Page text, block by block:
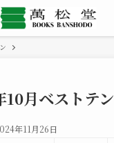
月ベストテン
年11月26日